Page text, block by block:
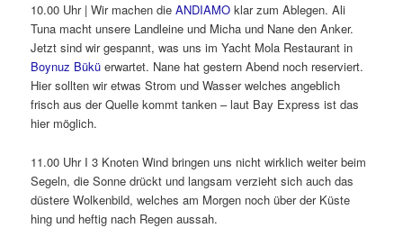
10.00 Uhr | Wir machen dieANDIAMOklar zum Ablegen. Ali
Tuna macht unsere Landleine und Micha und Nane den Anker.
Jetzt sind wir gespannt, was uns im Yacht Mola Restaurant in
Boynuz Bükü erwartet. Nane hat gestern Abend noch reserviert.
Hier sollten wir etwas Strom und Wasser welches angeblich
frisch aus der Quelle kommt tanken – laut Bay Express ist das
hier möglich.
11.00 Uhr I 3 Knoten Wind bringen uns nicht wirklich weiter beim
Segeln, die Sonne drückt und langsam verzieht sich auch das
düstere Wolkenbild, welches am Morgen noch über der Küste
hing und heftig nach Regen aussah.